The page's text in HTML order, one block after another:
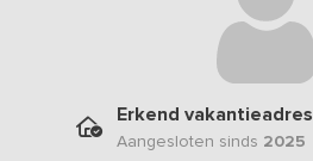
Erkend vakantieadres
Aangesloten sinds 2025